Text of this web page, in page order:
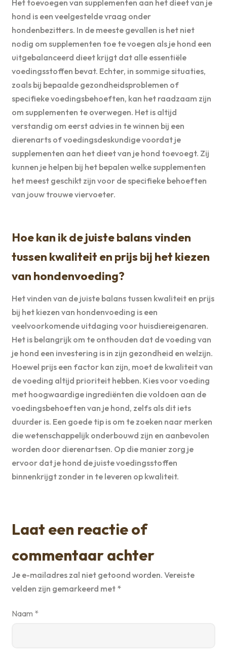
Het toevoegen van supplementen aan het dieet van je
hond is een veelgestelde vraag onder
hondenbezitters. In de meeste gevallen is het niet
nodig om supplementen toe te voegen als je hond een
uitgebalanceerd dieet krijgt dat alle essentiële
voedingsstoffen bevat. Echter, in sommige situaties,
zoals bij bepaalde gezondheidsproblemen of
specifieke voedingsbehoeften, kan het raadzaam zijn
om supplementen te overwegen. Het is altijd
verstandig om eerst advies in te winnen bij een
dierenarts of voedingsdeskundige voordat je
supplementen aan het dieet van je hond toevoegt. Zij
kunnen je helpen bij het bepalen welke supplementen
het meest geschikt zijn voor de specifieke behoeften
van jouw trouwe viervoeter.
Hoe kan ik de juiste balans vinden
tussen kwaliteit en prijs bij het kiezen
van hondenvoeding?
Het vinden van de juiste balans tussen kwaliteit en prijs
bij het kiezen van hondenvoeding is een
veelvoorkomende uitdaging voor huisdiereigenaren.
Het is belangrijk om te onthouden dat de voeding van
je hond een investering is in zijn gezondheid en welzijn.
Hoewel prijs een factor kan zijn, moet de kwaliteit van
de voeding altijd prioriteit hebben. Kies voor voeding
met hoogwaardige ingrediënten die voldoen aan de
voedingsbehoeften van je hond, zelfs als dit iets
duurder is. Een goede tip is om te zoeken naar merken
die wetenschappelijk onderbouwd zijn en aanbevolen
worden door dierenartsen. Op die manier zorg je
ervoor dat je hond de juiste voedingsstoffen
binnenkrijgt zonder in te leveren op kwaliteit.
Laat een reactie of
commentaar achter
Je e-mailadres zal niet getoond worden. Vereiste
velden zijn gemarkeerd met *
Naam *